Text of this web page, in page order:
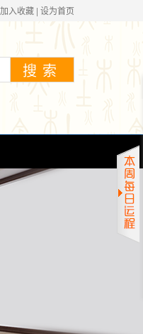
加入收藏 | 设为首页